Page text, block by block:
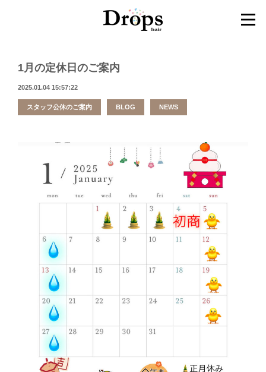
1月の定休日のご案内
2025.01.04 15:57:22
スタッフ公休のご案内 BLOG NEWS